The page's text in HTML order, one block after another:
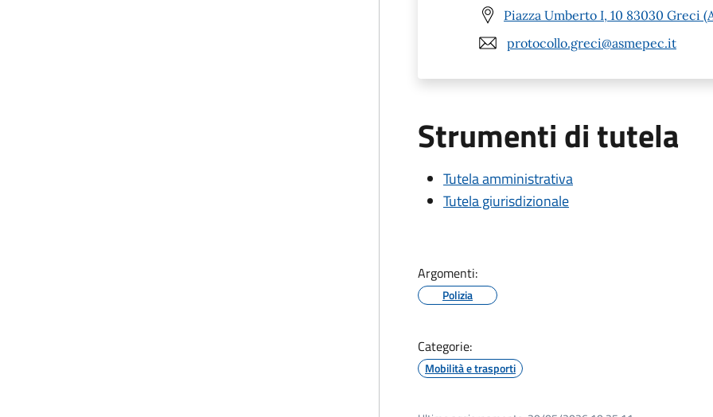
Piazza Umberto I, 10 83030 Greci
protocollo.greci@asmepec.it
Strumenti di tutela
Tutela amministrativa
Tutela giurisdizionale
Argomenti:
Polizia
Categorie:
Mobilità e trasporti